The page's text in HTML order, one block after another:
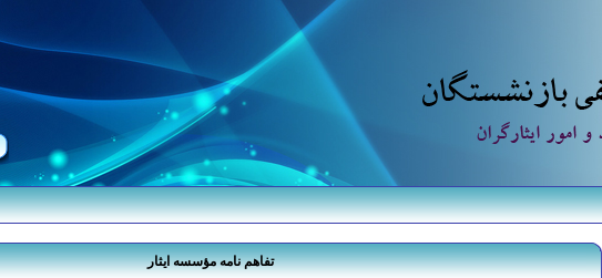
تفاهم نامه مؤسسه ایثار